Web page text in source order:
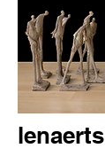
lenaerts